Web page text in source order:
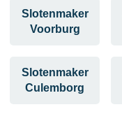
Slotenmaker
Voorburg
Slotenmaker
Culemborg